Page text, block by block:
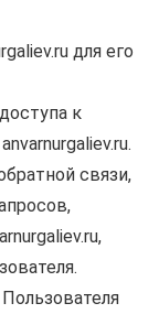
для его
к
связи,